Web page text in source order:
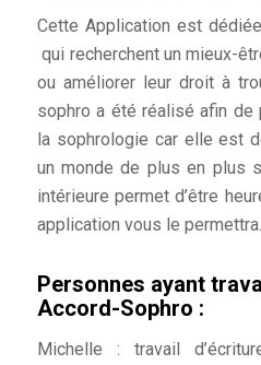
Cette Application est
qui recherchent un mieux-
ou améliorer leur droit à
sophro a été réalisé afin de
la sophrologie car elle est
un monde de plus en plus
intérieure permet d’être
application vous le permettra.
Personnes ayant
Accord-Sophro :
Michelle : travail